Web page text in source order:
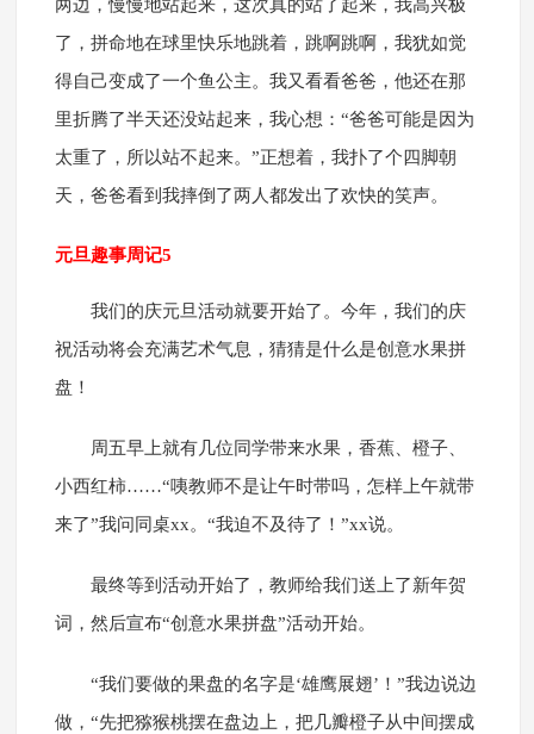
两边，慢慢地站起来，这次真的站了起来，我高兴极
了，拼命地在球里快乐地跳着，跳啊跳啊，我犹如觉
得自己变成了一个鱼公主。我又看看爸爸，他还在那
里折腾了半天还没站起来，我心想：“爸爸可能是因为
太重了，所以站不起来。”正想着，我扑了个四脚朝
天，爸爸看到我摔倒了两人都发出了欢快的笑声。
元旦趣事周记5
我们的庆元旦活动就要开始了。今年，我们的庆
祝活动将会充满艺术气息，猜猜是什么是创意水果拼
盘！
周五早上就有几位同学带来水果，香蕉、橙子、
小西红柿……“咦教师不是让午时带吗，怎样上午就带
来了”我问同桌xx。“我迫不及待了！”xx说。
最终等到活动开始了，教师给我们送上了新年贺
词，然后宣布“创意水果拼盘”活动开始。
“我们要做的果盘的名字是‘雄鹰展翅’！”我边说边
做，“先把猕猴桃摆在盘边上，把几瓣橙子从中间摆成